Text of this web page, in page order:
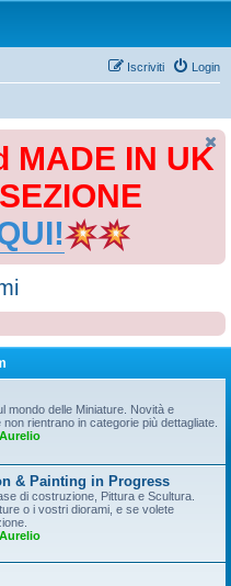
Login
Iscriviti
MADE IN UK
mondo delle Miniature. Novità e
rientrano in categorie più dettagliate.
& Painting in Progress
di costruzione, Pittura e Scultura.
o i vostri diorami, e se volete